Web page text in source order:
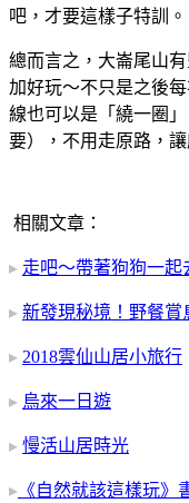
吧，才要這樣子特訓。
總而言之，大崙尾山
加好玩～不只是之後
線也可以是「繞一圈
要），不用走原路，
相關文章：
▸ 走吧～帶著狗狗一起
▸ 新發現秘境！野餐賞
▸ 2018雲仙山居小旅行
▸ 烏來一日遊
▸ 慢活山居時光
▸ 《自然就該這樣玩》